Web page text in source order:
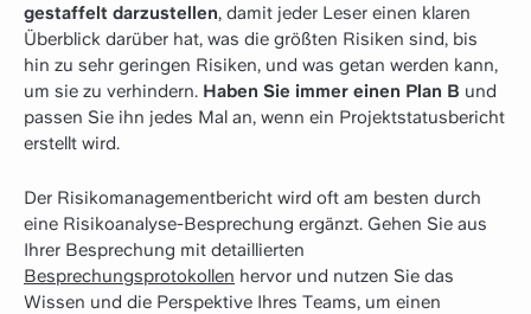
gestaffelt darzustellen, damit jeder Leser einen klaren
Überblick darüber hat, was die größten Risiken sind, bis
hin zu sehr geringen Risiken, und was getan werden kann,
um sie zu verhindern. Haben Sie immer einen Plan B und
passen Sie ihn jedes Mal an, wenn ein Projektstatusbericht
erstellt wird.
Der Risikomanagementbericht wird oft am besten durch
eine Risikoanalyse-Besprechung ergänzt. Gehen Sie aus
Ihrer Besprechung mit detaillierten
Besprechungsprotokollen hervor und nutzen Sie das
Wissen und die Perspektive Ihres Teams, um einen